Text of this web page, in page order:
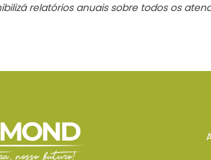
relatórios anuais sobre todos os